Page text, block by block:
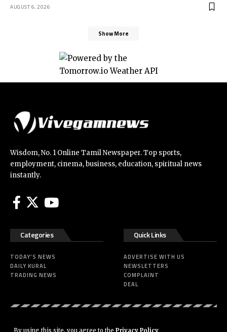
By using this site, you agree to the Privacy Policy
AUGUST 6, 2026
Show More
Wisdom, No. 1 Online Tamil Newspaper. Top sports,
employment, cinema, business, education, spiritual news
instantly.
Categories
TODAY’S NEWS
DAILY KURAL
TRADING NEWS
Quick Links
ADVERTISE WITH US
NEWSLETTERS
COMPLAINT
DEAL
© 2020 vivegamnews Infotainment. All Rights Reserved. Developed by